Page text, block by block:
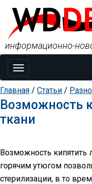
Toggle
navigation
информационно-
Главная / Статьи /
Возможность
ткани
Возможность кипятить
горячим утюгом
стерилизации, в то